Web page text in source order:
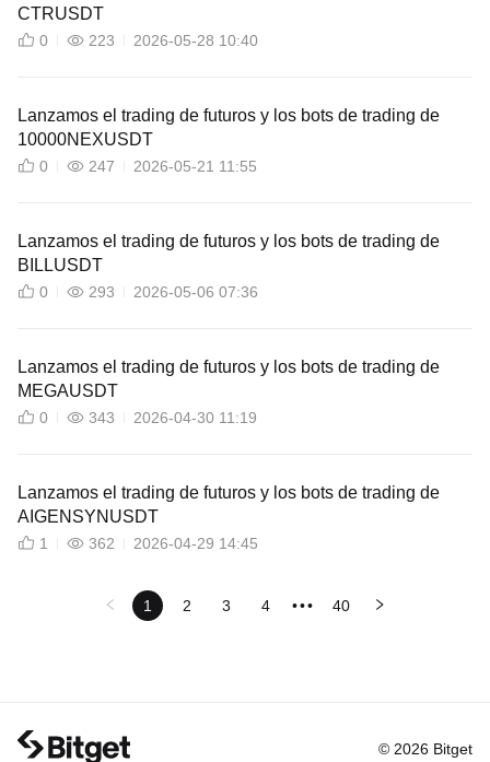
CTRUSDT
0 223 2026-05-28 10:40
Lanzamos el trading de futuros y los bots de trading de
10000NEXUSDT
0 247 2026-05-21 11:55
Lanzamos el trading de futuros y los bots de trading de
BILLUSDT
0 293 2026-05-06 07:36
Lanzamos el trading de futuros y los bots de trading de
MEGAUSDT
0 343 2026-04-30 11:19
Lanzamos el trading de futuros y los bots de trading de
AIGENSYNUSDT
1 362 2026-04-29 14:45
1 2 3 4 ••• 40
© 2026 Bitget